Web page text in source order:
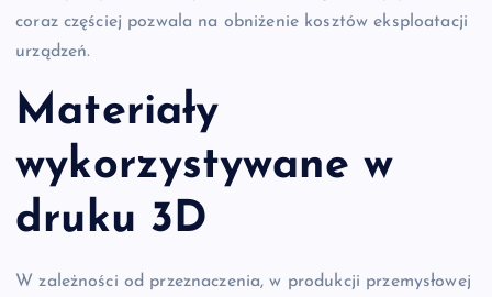
coraz częściej pozwala na obniżenie kosztów eksploatacji
urządzeń.
Materiały
wykorzystywane w
druku 3D
W zależności od przeznaczenia, w produkcji przemysłowej